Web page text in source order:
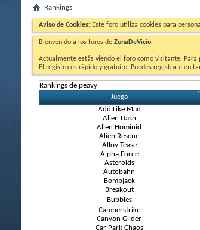
Rankings
Aviso de Cookies: Este foro utiliza cookies para
Bienvenido a los foros de ZonaDeVicio.
Actualmente estás viendo el foro como visitante.
El registro es rápido y gratuíto. Puedes registrate en
Rankings de peavy
Juego
Add Like Mad
Alien Dash
Alien Hominid
Alien Rescue
Alloy Tease
Alpha Force
Asteroids
Autobahn
Bombjack
Breakout
Bubbles
Camperstrike
Canyon Glider
Car Park Chaos